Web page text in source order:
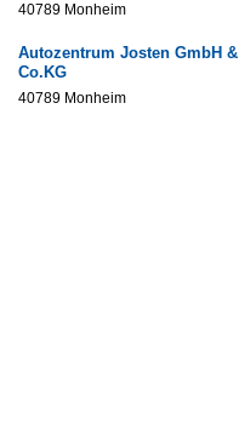
40789 Monheim
Autozentrum Josten GmbH &
Co.KG
40789 Monheim